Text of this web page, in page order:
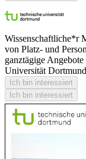
Wissenschaftliche*r
von Platz- und
ganztägige
Universität Dortmund
Ich bin interessiert
Ich bin interessiert